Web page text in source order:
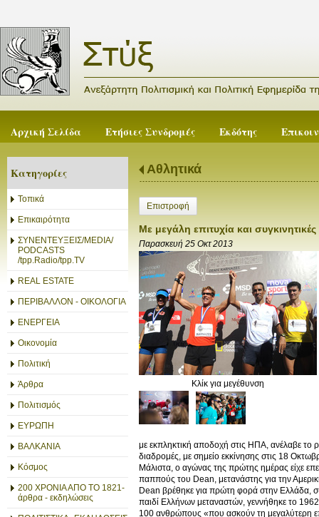
Αρχική Σελίδα Ετήσιες Συνδρομές Εκδότης
Κατηγορίες
Τοπικά
Επικαιρότητα
ΣΥΝΕΝΤΕΥΞΕΙΣ/MEDIA/
PODCASTS
/tpp.Radio/tpp.TV
REAL ESTATE
ΠΕΡΙΒΑΛΛΟΝ - ΟΙΚΟΛΟΓΙΑ
ΕΝΕΡΓΕΙΑ
Οικονομία
Πολιτική
Άρθρα
Πολιτισμός
ΕΥΡΩΠΗ
ΒΑΛΚΑΝΙΑ
Κόσμος
200 ΧΡΟΝΙΑ ΑΠΟ ΤΟ 1821-
άρθρα - εκδηλώσεις
Αθλητικά
Επιστροφή
Με μεγάλη επιτυχία και
Παρασκευή 25 Οκτ 2013
Κλίκ για μεγέθυνση
με εκπληκτική αποδοχή στις ΗΠΑ, ανέλαβε το
διαδρομές, με σημείο εκκίνησης στις 18
Μάλιστα, ο αγώνας της πρώτης ημέρας είχε
παππούς του Dean, μετανάστης για την
Dean βρέθηκε για πρώτη φορά στην Ελλάδα,
παιδί Ελλήνων μεταναστών, γεννήθηκε το
100 ανθρώπους «που ασκούν τη μεγαλύτερη